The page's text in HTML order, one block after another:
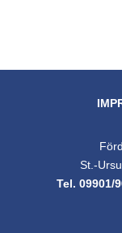
St.-
Tel. 09901/